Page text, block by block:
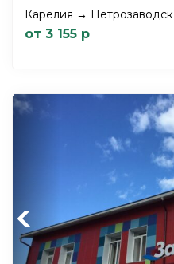
Карелия → Петрозаводск
от 3 155 р
Previous